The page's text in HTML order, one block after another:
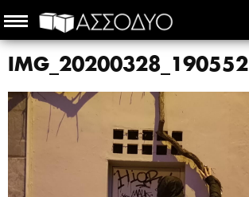
IMG_20200328_190552